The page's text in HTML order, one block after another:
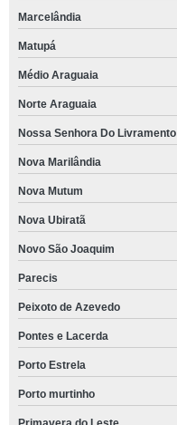
Marcelândia
Matupá
Médio Araguaia
Norte Araguaia
Nossa Senhora Do Livramento
Nova Marilândia
Nova Mutum
Nova Ubiratã
Novo São Joaquim
Parecis
Peixoto de Azevedo
Pontes e Lacerda
Porto Estrela
Porto murtinho